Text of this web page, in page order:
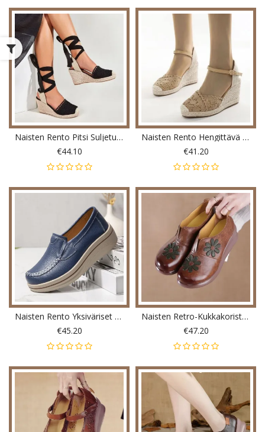
Naisten Rento Pitsi Suljetut Varvasristinauhat Espadrille-Kiilat
€44.10
Naisten Rento Hengittävä Pitsi Suljettu Varvassolki Mukavat Espadrille-Kiilat
€41.20
Naisten Rento Yksiväriset Käsin Ommeltavat Alustat Mukavat Housut Kengät
€45.20
Naisten Retro-Kukkakoristeiset Aitoa Nahkaa Pehmeät Mukavat Kiilakengät
€47.20